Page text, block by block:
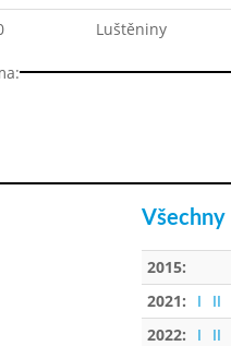
Luštěniny
Všechny
2015:
2021:
I II
2022:
I II